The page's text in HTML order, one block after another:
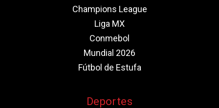
Champions League
Liga MX
Conmebol
Mundial 2026
Fútbol de Estufa
Deportes